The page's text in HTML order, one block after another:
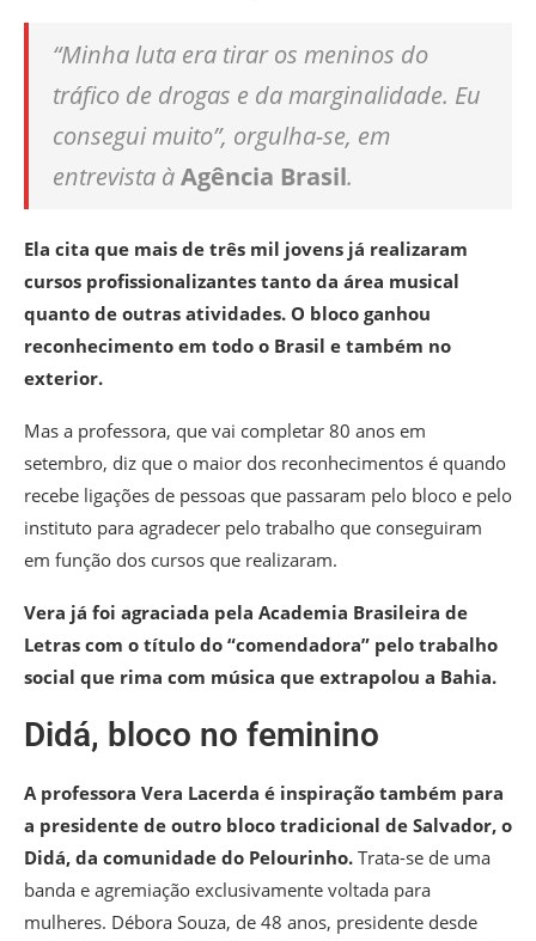
“Minha luta era tirar os meninos do
tráfico de drogas e da marginalidade. Eu
consegui muito”, orgulha-se, em
entrevista àAgência Brasil.
Ela cita que mais de três mil jovens já realizaram
cursos profissionalizantes tanto da área musical
quanto de outras atividades. O bloco ganhou
reconhecimento em todo o Brasil e também no
exterior.
Mas a professora, que vai completar 80 anos em
setembro, diz que o maior dos reconhecimentos é quando
recebe ligações de pessoas que passaram pelo bloco e pelo
instituto para agradecer pelo trabalho que conseguiram
em função dos cursos que realizaram.
Vera já foi agraciada pela Academia Brasileira de
Letras com o título do “comendadora” pelo trabalho
social que rima com música que extrapolou a Bahia.
Didá, bloco no feminino
A professora Vera Lacerda é inspiração também para
a presidente de outro bloco tradicional de Salvador, o
Didá, da comunidade do Pelourinho. Trata-se de uma
banda e agremiação exclusivamente voltada para
mulheres. Débora Souza, de 48 anos, presidente desde